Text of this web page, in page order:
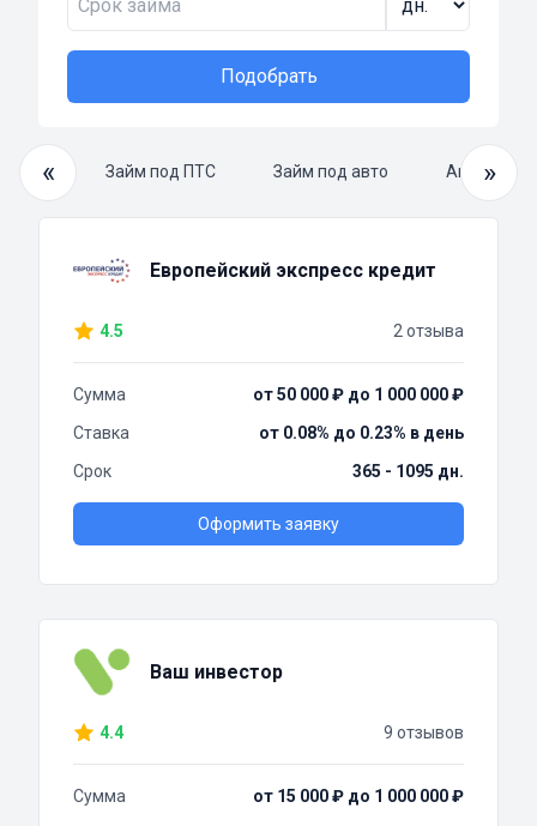
Подобрать
«
займ Займ под ПТС Займ под авто »
Европейский экспресс кредит
4.5 2 отзыва
Сумма
от 50 000 ₽ до 1 000 000 ₽
Ставка
от 0.08% до 0.23% в день
Срок
365 - 1095 дн.
Оформить заявку
Ваш инвестор
4.4 9 отзывов
Сумма
от 15 000 ₽ до 1 000 000 ₽